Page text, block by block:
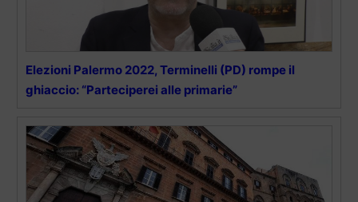
Elezioni Palermo 2022, Terminelli (PD) rompe il
ghiaccio: “Parteciperei alle primarie”